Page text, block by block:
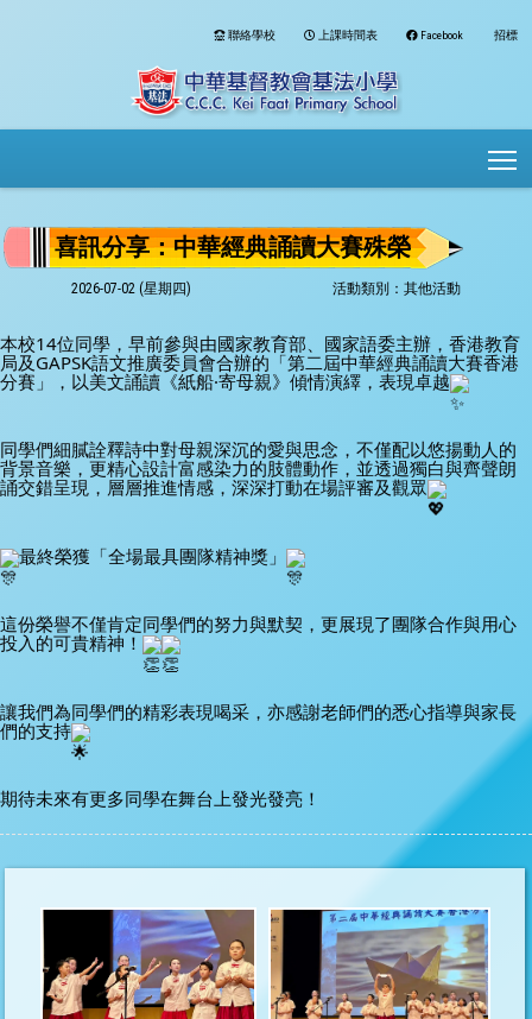
聯絡學校 上課時間表 Facebook 招標
喜訊分享：中華經典誦讀大賽殊榮
2026-07-02 (星期四) 活動類別：其他活動
本校14位同學，早前參與由國家教育部、國家語委主辦，香港教育
局及GAPSK語文推廣委員會合辦的「第二屆中華經典誦讀大賽香港
分賽」，以美文誦讀《紙船·寄母親》傾情演繹，表現卓越
同學們細膩詮釋詩中對母親深沉的愛與思念，不僅配以悠揚動人的
背景音樂，更精心設計富感染力的肢體動作，並透過獨白與齊聲朗
誦交錯呈現，層層推進情感，深深打動在場評審及觀眾
最終榮獲「全場最具團隊精神獎」
這份榮譽不僅肯定同學們的努力與默契，更展現了團隊合作與用心
投入的可貴精神！
讓我們為同學們的精彩表現喝采，亦感謝老師們的悉心指導與家長
們的支持
期待未來有更多同學在舞台上發光發亮！